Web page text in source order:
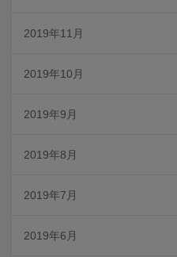
2019年11月
2019年10月
2019年9月
2019年8月
2019年7月
2019年6月